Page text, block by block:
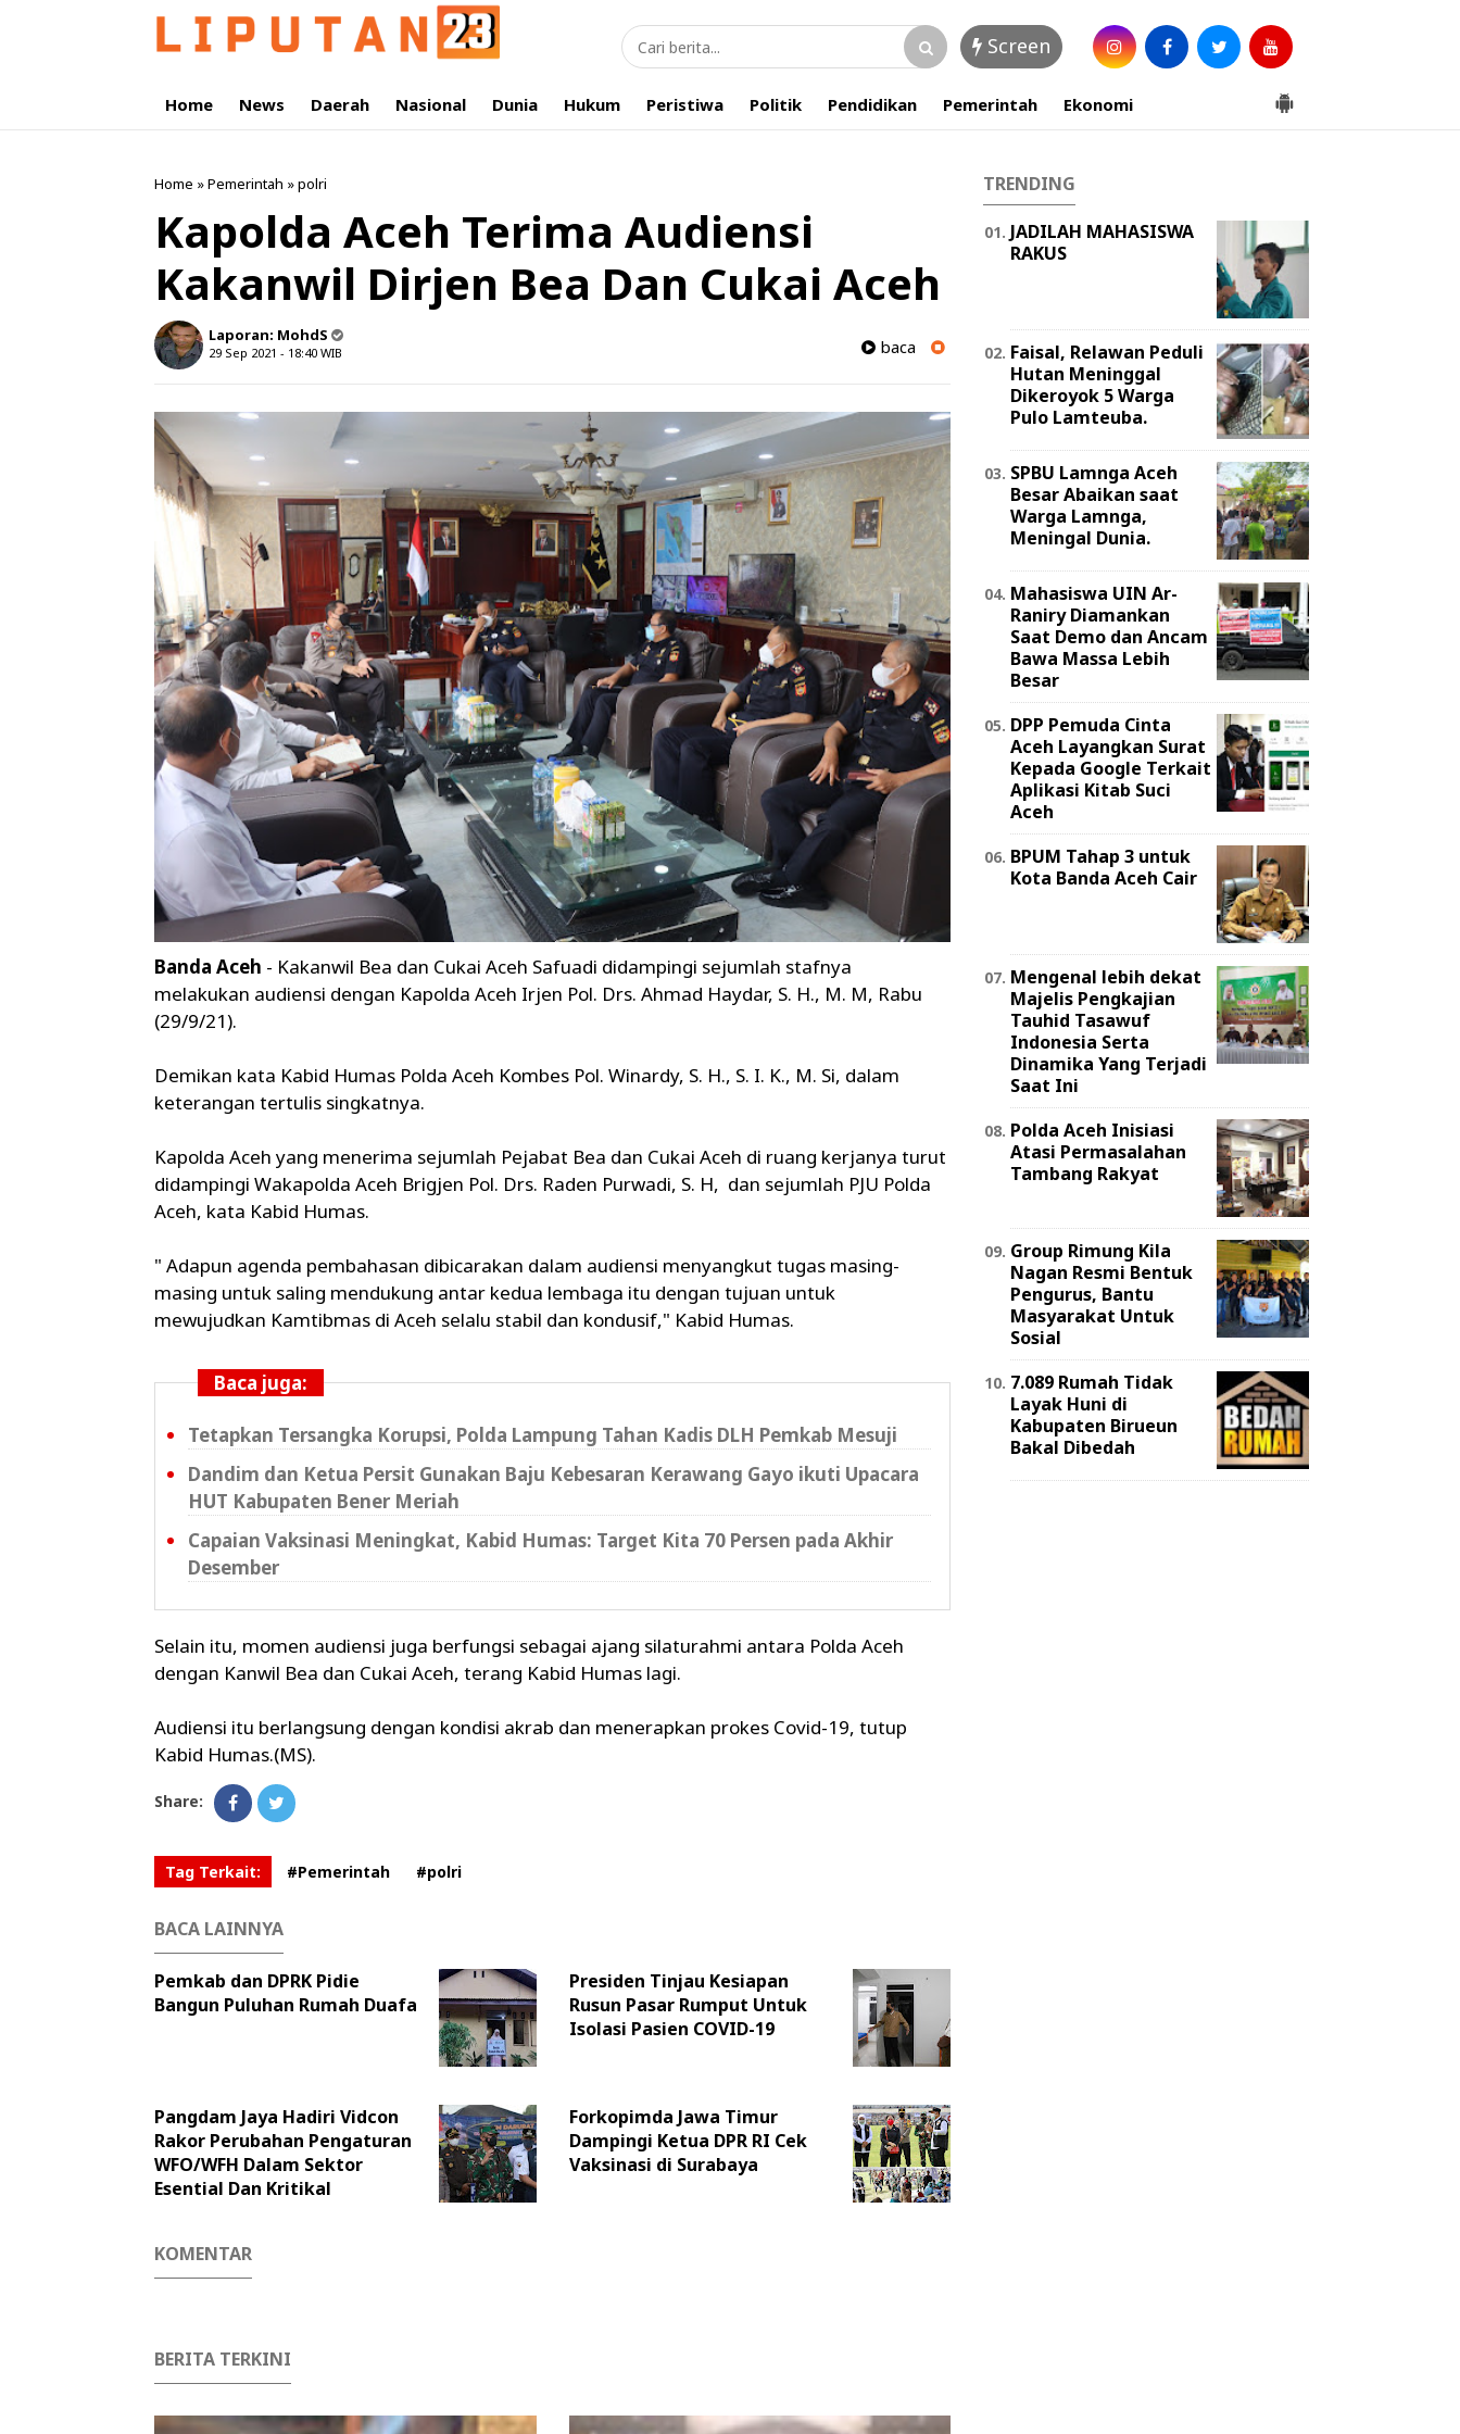
Screen
Home News Daerah Nasional Dunia Hukum Peristiwa Politik Pendidikan Pemerintah Ekonomi
Home »Pemerintah »polri
Kapolda Aceh Terima Audiensi
Kakanwil Dirjen Bea Dan Cukai Aceh
Laporan: MohdS
29 Sep 2021 - 18:40 WIB baca
Banda Aceh - Kakanwil Bea dan Cukai Aceh Safuadi didampingi sejumlah stafnya
melakukan audiensi dengan Kapolda Aceh Irjen Pol. Drs. Ahmad Haydar, S. H., M. M, Rabu
(29/9/21).
Demikan kata Kabid Humas Polda Aceh Kombes Pol. Winardy, S. H., S. I. K., M. Si, dalam
keterangan tertulis singkatnya.
Kapolda Aceh yang menerima sejumlah Pejabat Bea dan Cukai Aceh di ruang kerjanya turut
didampingi Wakapolda Aceh Brigjen Pol. Drs. Raden Purwadi, S. H, dan sejumlah PJU Polda
Aceh, kata Kabid Humas.
" Adapun agenda pembahasan dibicarakan dalam audiensi menyangkut tugas masing-
masing untuk saling mendukung antar kedua lembaga itu dengan tujuan untuk
mewujudkan Kamtibmas di Aceh selalu stabil dan kondusif," Kabid Humas.
Baca juga:
Tetapkan Tersangka Korupsi, Polda Lampung Tahan Kadis DLH Pemkab Mesuji
Dandim dan Ketua Persit Gunakan Baju Kebesaran Kerawang Gayo ikuti Upacara
HUT Kabupaten Bener Meriah
Capaian Vaksinasi Meningkat, Kabid Humas: Target Kita 70 Persen pada Akhir
Desember
Selain itu, momen audiensi juga berfungsi sebagai ajang silaturahmi antara Polda Aceh
dengan Kanwil Bea dan Cukai Aceh, terang Kabid Humas lagi.
Audiensi itu berlangsung dengan kondisi akrab dan menerapkan prokes Covid-19, tutup
Kabid Humas.(MS).
Share:
Tag Terkait: #Pemerintah #polri
BACA LAINNYA
Pemkab dan DPRK Pidie
Bangun Puluhan Rumah Duafa
Presiden Tinjau Kesiapan
Rusun Pasar Rumput Untuk
Isolasi Pasien COVID-19
Pangdam Jaya Hadiri Vidcon
Rakor Perubahan Pengaturan
WFO/WFH Dalam Sektor
Esential Dan Kritikal
Forkopimda Jawa Timur
Dampingi Ketua DPR RI Cek
Vaksinasi di Surabaya
KOMENTAR
BERITA TERKINI
TRENDING
JADILAH MAHASISWA
RAKUS
Faisal, Relawan Peduli
Hutan Meninggal
Dikeroyok 5 Warga
Pulo Lamteuba.
SPBU Lamnga Aceh
Besar Abaikan saat
Warga Lamnga,
Meningal Dunia.
Mahasiswa UIN Ar-
Raniry Diamankan
Saat Demo dan Ancam
Bawa Massa Lebih
Besar
DPP Pemuda Cinta
Aceh Layangkan Surat
Kepada Google Terkait
Aplikasi Kitab Suci
Aceh
BPUM Tahap 3 untuk
Kota Banda Aceh Cair
Mengenal lebih dekat
Majelis Pengkajian
Tauhid Tasawuf
Indonesia Serta
Dinamika Yang Terjadi
Saat Ini
Polda Aceh Inisiasi
Atasi Permasalahan
Tambang Rakyat
Group Rimung Kila
Nagan Resmi Bentuk
Pengurus, Bantu
Masyarakat Untuk
Sosial
7.089 Rumah Tidak
Layak Huni di
Kabupaten Birueun
Bakal Dibedah